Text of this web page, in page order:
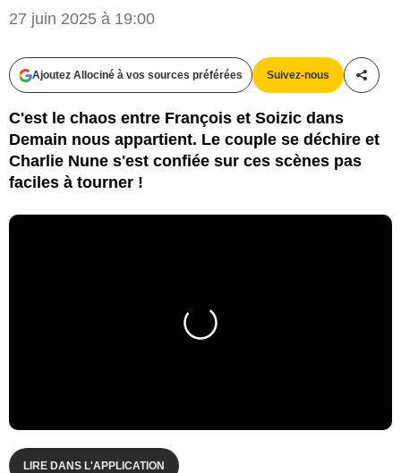
27 juin 2025 à 19:00
Ajoutez Allociné à vos sources préférées Suivez-nous
C'est le chaos entre François et Soizic dans
Demain nous appartient. Le couple se déchire et
Charlie Nune s'est confiée sur ces scènes pas
faciles à tourner !
LIRE DANS L'APPLICATION